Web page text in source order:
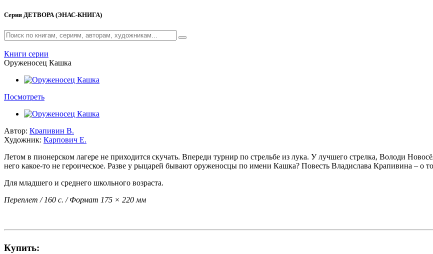
Серия ДЕТВОРА (ЭНАС-КНИГА)
Книги серии
Оруженосец Кашка
Посмотреть
Автор: Крапивин В.
Художник: Карпович Е.
Летом в пионерском лагере не приходится скучать. Впереди турнир по стрельбе из лука. У лучшего стрелка, Володи
него какое-то не героическое. Разве у рыцарей бывают оруженосцы по имени Кашка? Повесть Владислава Крапивина – о
Для младшего и среднего школьного возраста.
Переплет / 160 с. / Формат 175 × 220 мм
Купить: